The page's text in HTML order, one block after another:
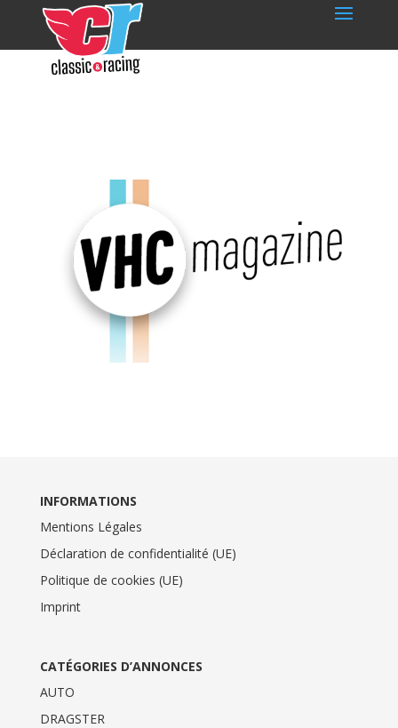
INFORMATIONS
Mentions Légales
Déclaration de confidentialité (UE)
Politique de cookies (UE)
Imprint
CATÉGORIES D’ANNONCES
AUTO
DRAGSTER